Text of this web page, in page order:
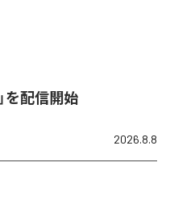
を配信開始
2026.8.8